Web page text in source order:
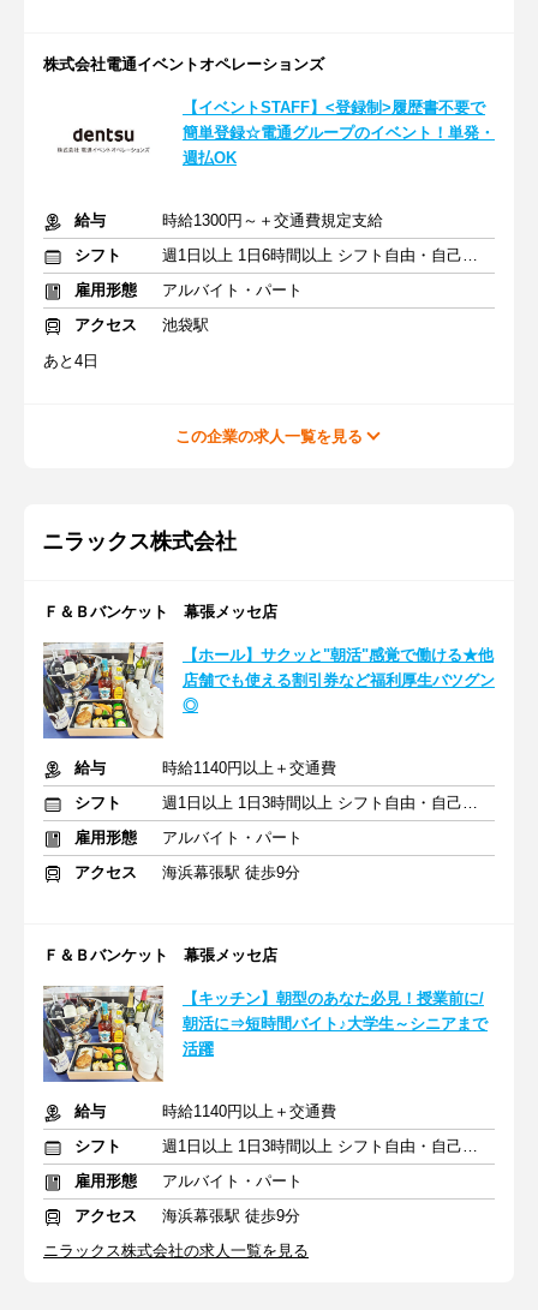
株式会社電通イベントオペレーションズ
【イベントSTAFF】<登録制>履歴書不要で
簡単登録☆電通グループのイベント！単発・
週払OK
給与
時給1300円～＋交通費規定支給
シフト
週1日以上 1日6時間以上 シフト自由・自己申告
雇用形態
アルバイト・パート
アクセス
池袋駅
あと4日
この企業の求人一覧を見る
ニラックス株式会社
Ｆ＆Ｂバンケット 幕張メッセ店
【ホール】サクッと"朝活"感覚で働ける★他
店舗でも使える割引券など福利厚生バツグン
◎
給与
時給1140円以上＋交通費
シフト
週1日以上 1日3時間以上 シフト自由・自己申告
雇用形態
アルバイト・パート
アクセス
海浜幕張駅 徒歩9分
Ｆ＆Ｂバンケット 幕張メッセ店
【キッチン】朝型のあなた必見！授業前に/
朝活に⇒短時間バイト♪大学生～シニアまで
活躍
給与
時給1140円以上＋交通費
シフト
週1日以上 1日3時間以上 シフト自由・自己申告
雇用形態
アルバイト・パート
アクセス
海浜幕張駅 徒歩9分
ニラックス株式会社の求人一覧を見る